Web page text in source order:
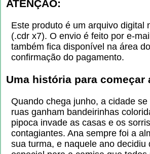
ATENÇÃO:
Este produto é um arquivo digital
(.cdr x7). O envio é feito por e-
também fica disponível na área
confirmação do pagamento.
Uma história para começar
Quando chega junho, a cidade
ruas ganham bandeirinhas
pipoca invade as casas e os
contagiantes. Ana sempre foi a
sua turma, e naquele ano decidiu